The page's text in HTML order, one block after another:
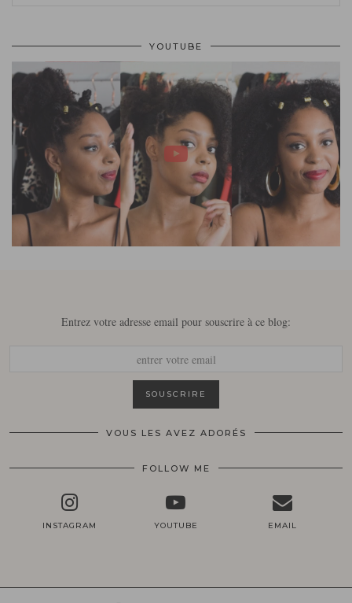
YOUTUBE
Entrez votre adresse email pour souscrire à ce blog:
VOUS LES AVEZ ADORÉS
FOLLOW ME
INSTAGRAM YOUTUBE EMAIL